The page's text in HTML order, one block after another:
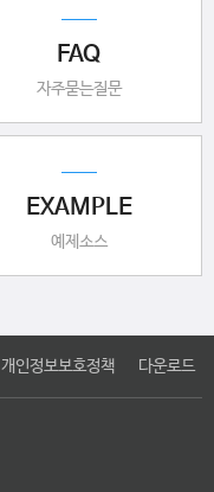
FAQ
자주묻는질문
EXAMPLE
예제소스
개인정보보호정책 다운로드